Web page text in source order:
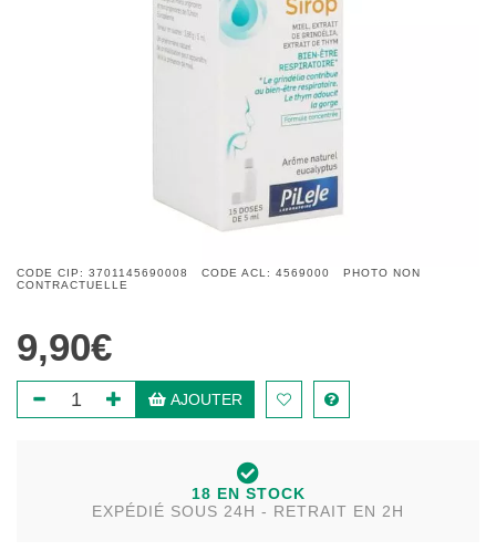
CODE CIP: 3701145690008 CODE ACL: 4569000 PHOTO NON
CONTRACTUELLE
9,90€
AJOUTER
18 EN STOCK
EXPÉDIÉ SOUS 24H - RETRAIT EN 2H